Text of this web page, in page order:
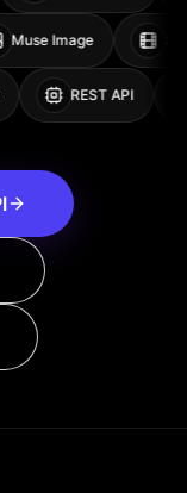
Pro Muse
REST API